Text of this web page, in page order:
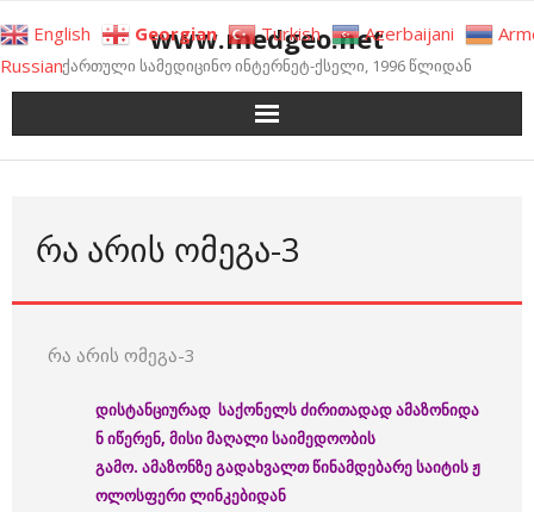
to
content
www.medgeo.net
ქართული სამედიცინო ინტერნეტ-ქსელი, 1996 წლიდან
ᲠᲐ ᲐᲠᲘᲡ ᲝᲛᲔᲒᲐ-3
რა არის ომეგა-3
დისტანციურად საქონელსძირითადადამაზონიდა
ნიწერენ, მისი მაღალი საიმედოობის
გამო. ამაზონზეგადახვალთწინამდებარესაიტისჟ
ოლოსფერილინკებიდან
English Georgian Turkish Azerbaijani
Russian